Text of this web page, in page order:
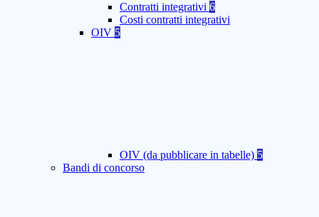
Contratti integrativi 6
Costi contratti integrativi
OIV 5
OIV (da pubblicare in tabelle) 5
Bandi di concorso